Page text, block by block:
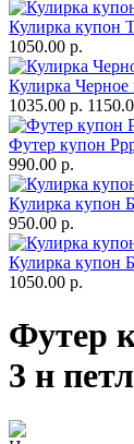
Кулирка купон
1050.00 р.
Кулирка Черное
1035.00 р.
Футер купон
990.00 р.
Кулирка купон
950.00 р.
Кулирка купон
1050.00 р.
Футер
3 н